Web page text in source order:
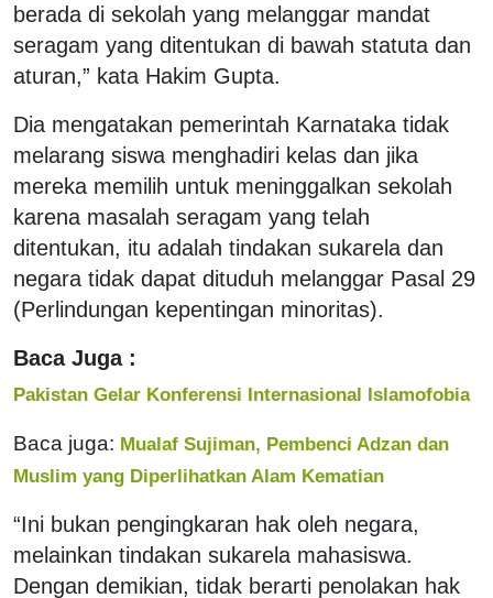
berada di sekolah yang melanggar mandat
seragam yang ditentukan di bawah statuta dan
aturan,” kata Hakim Gupta.
Dia mengatakan pemerintah Karnataka tidak
melarang siswa menghadiri kelas dan jika
mereka memilih untuk meninggalkan sekolah
karena masalah seragam yang telah
ditentukan, itu adalah tindakan sukarela dan
negara tidak dapat dituduh melanggar Pasal 29
(Perlindungan kepentingan minoritas).
Baca Juga :
Pakistan Gelar Konferensi Internasional Islamofobia
Baca juga: Mualaf Sujiman, Pembenci Adzan dan
Muslim yang Diperlihatkan Alam Kematian
“Ini bukan pengingkaran hak oleh negara,
melainkan tindakan sukarela mahasiswa.
Dengan demikian, tidak berarti penolakan hak